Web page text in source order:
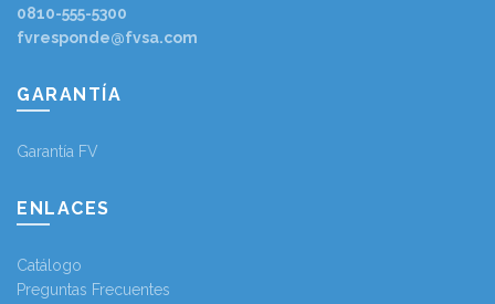
0810-555-5300
fvresponde@fvsa.com
GARANTÍA
Garantía FV
ENLACES
Catálogo
Preguntas Frecuentes